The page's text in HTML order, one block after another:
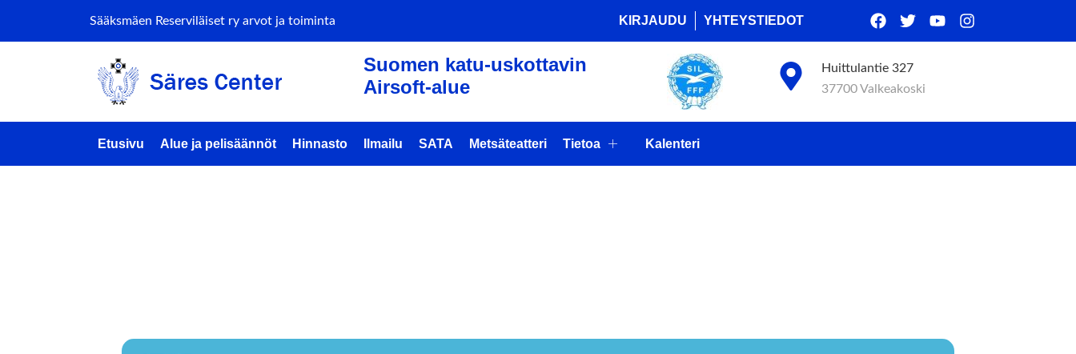
Sääksmäen Reserviläiset ry arvot ja toiminta KIRJAUDU YHTEYSTIEDOT
Suomen katu-uskottavin
Airsoft-alue
Huittulantie 327
37700 Valkeakoski
Etusivu Alue ja pelisäännöt Hinnasto Ilmailu SATA Metsäteatteri Tietoa Kalenteri